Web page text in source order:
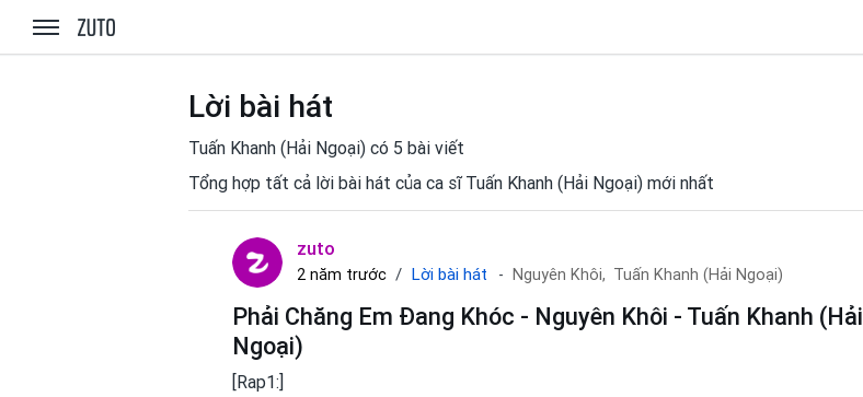
zuto.vn
Lời bài hát
Tuấn Khanh (Hải Ngoại) có 5 bài viết
Tổng hợp tất cả lời bài hát của ca sĩ Tuấn Khanh (Hải Ngoại) mới nhất
zuto
2 năm trước Lời bài hát Nguyên Khôi, Tuấn Khanh (Hải Ngoại)
Phải Chăng Em Đang Khóc - Nguyên Khôi - Tuấn Khanh (Hải
Ngoại)
[Rap1:]